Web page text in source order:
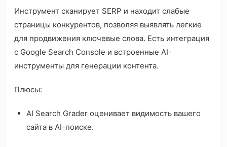
Инструмент сканирует SERP и находит слабые
страницы конкурентов, позволяя выявлять легкие
для продвижения ключевые слова. Есть интеграция
с Google Search Console и встроенные AI-
инструменты для генерации контента.
Плюсы:
AI Search Grader оценивает видимость вашего
сайта в AI-поиске.